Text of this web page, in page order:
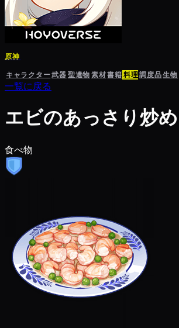
原神
キャラクター武器聖遺物素材書籍料理調度品生物
一覧に戻る
エビのあっさり炒め
食べ物